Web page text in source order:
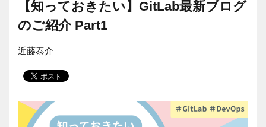
【知っておきたい】GitLab最新ブログ
のご紹介 Part1
近藤泰介